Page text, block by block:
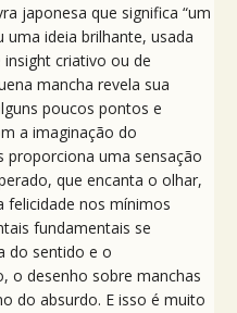
japonesa que significa “um
uma ideia brilhante, usada
criativo ou de
mancha revela sua
poucos pontos e
a imaginação do
proporciona uma sensação
que encanta o olhar,
felicidade nos mínimos
fundamentais se
do sentido e o
o desenho sobre manchas
do absurdo. E isso é muito